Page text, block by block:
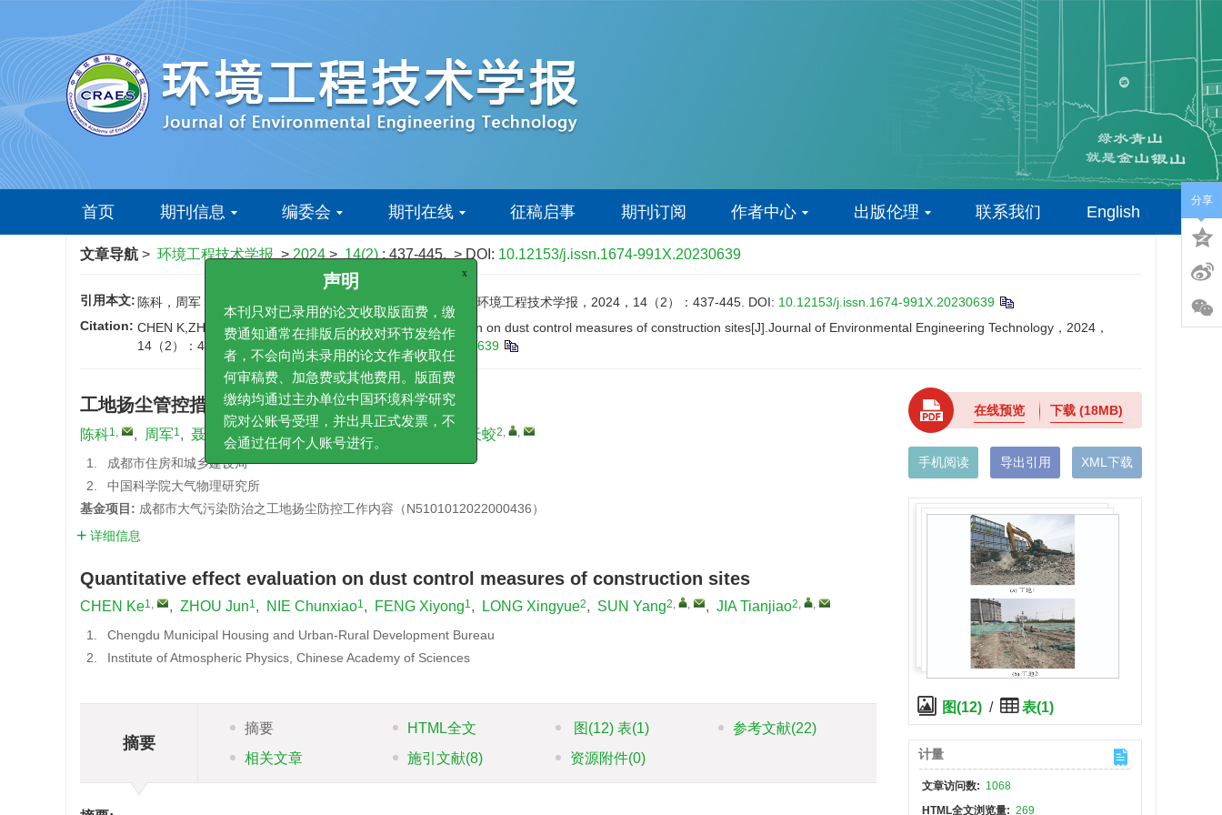
首页 期刊信息 编委会 期刊在线 征稿启事 期刊订阅 作者中心 出版伦理 联系我们 English
文章导航 > 环境工程技术学报 > 2024 > 14(2) : 437-445. > DOI: 10.12153/j.issn.1674-991X.20230639
引用本文: 陈科，周军，聂春晓，等.工地扬尘管控措施效果量化研究[J].环境工程技术学报，2024，14（2）：437-445. DOI: 10.12153/j.issn.1674-991X.20230639
Citation: CHEN K,ZHOU J,NIE C X,et al.Quantitative effect evaluation on dust control measures of construction sites[J].Journal of Environmental Engineering Technology，2024，
14（2）：437-445.
10.12153/j.issn.1674-991X.20230639
工地扬尘管控措施效果量化研究
陈科1, , 周军1, 聂春晓 1 , 冯锡勇 1 龙星玥2, 2 , 贾天蛟2, ,
1.
成都市住房和城乡建设局
2.
中国科学院大气物理研究所
基金项目: 成都市大气污染防治之工地扬尘防控工作内容（N5101012022000436）
详细信息
Quantitative effect evaluation on dust control measures of construction sites
CHEN Ke1, , ZHOU Jun1, NIE Chunxiao1, FENG Xiyong1, LONG Xingyue2, SUN Yang2, , , JIA Tianjiao2, ,
1.
Chengdu Municipal Housing and Urban-Rural Development Bureau
2.
Institute of Atmospheric Physics, Chinese Academy of Sciences
摘要
摘要 HTML全文 图 (12) 表(1) 参考文献(22)
相关文章
施引文献(8) 资源附件(0)
在线预览 下载(18MB)
手机阅读 导出引用 XML下载
图(12) / 表(1)
计量
文章访问数: 1068
HTML全文浏览量: 269
分享
x
声明
本刊只对已录用的论文收取版面费，缴
费通知通常在排版后的校对环节发给作
者，不会向尚未录用的论文作者收取任
何审稿费、加急费或其他费用。版面费
缴纳均通过主办单位中国环境科学研究
院对公账号受理，并出具正式发票，不
会通过任何个人账号进行。